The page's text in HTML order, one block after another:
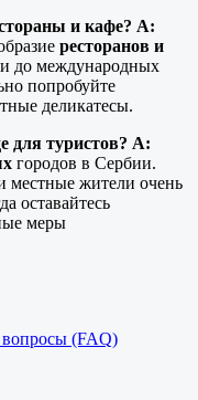
и кафе? A:
ресторанов и
до международных
попробуйте
деликатесы.
для туристов? A:
городов в Сербии.
местные жители очень
оставайтесь
меры
вопросы (FAQ)